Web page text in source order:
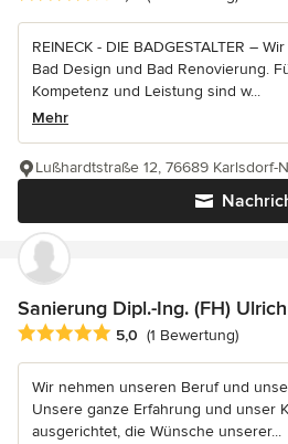
REINECK - DIE BADGESTALTER –
Bad Design und Bad Renovierung.
Kompetenz und Leistung sind w...
Mehr
Lußhardtstraße 12, 76689 Karlsdorf-
Sanierung Dipl.-Ing. (FH)
Durchschnittliche Bewertung: 5
5,0 (1 Bewertung)
Wir nehmen unseren Beruf und
Unsere ganze Erfahrung und unser
ausgerichtet, die Wünsche unserer...